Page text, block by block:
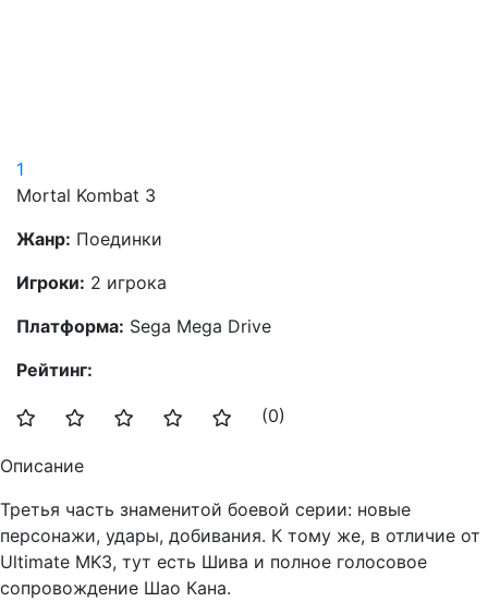
1
Mortal Kombat 3
Жанр: Поединки
Игроки: 2 игрока
Платформа: Sega Mega Drive
Рейтинг:
(0)
Описание
Третья часть знаменитой боевой серии: новые
персонажи, удары, добивания. К тому же, в отличие от
Ultimate MK3, тут есть Шива и полное голосовое
сопровождение Шао Кана.